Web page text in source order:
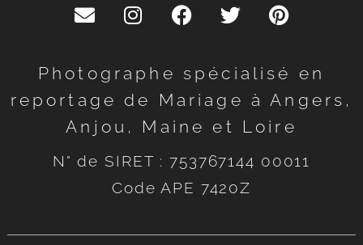
Photographe spécialisé en
reportage de Mariage à Angers,
Anjou, Maine et Loire
N° de SIRET : 753767144 00011
Code APE 7420Z